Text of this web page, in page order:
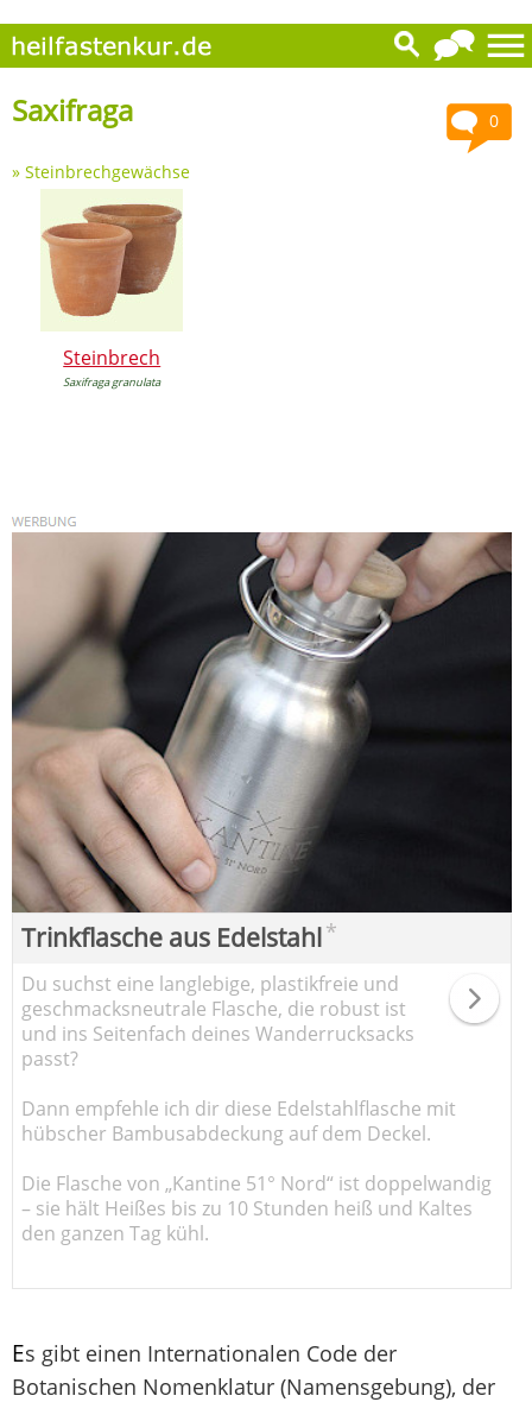
0
Saxifraga
» Steinbrechgewächse
Steinbrech
Saxifraga granulata
Trinkflasche aus Edelstahl*
Du suchst eine langlebige, plastikfreie und
geschmacksneutrale Flasche, die robust ist
und ins Seitenfach deines Wanderrucksacks
passt?
Dann empfehle ich dir diese Edelstahlflasche mit
hübscher Bambusabdeckung auf dem Deckel.
Die Flasche von „Kantine 51° Nord“ ist doppelwandig
– sie hält Heißes bis zu 10 Stunden heiß und Kaltes
den ganzen Tag kühl.
Es gibt einen Internationalen Code der
Botanischen Nomenklatur (Namensgebung), der